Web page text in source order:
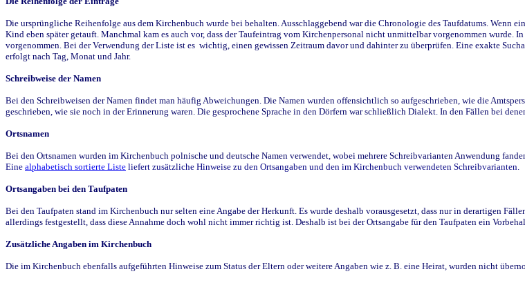
Die ursprüngliche Reihenfolge aus dem Kirchenbuch wurde bei behalten. Ausschlaggebend war die Chronologie des Taufdatums. Wenn
Kind eben später getauft. Manchmal kam es auch vor, dass der Taufeintrag vom Kirchenpersonal nicht unmittelbar vorgenommen wurde.
vorgenommen. Bei der Verwendung der Liste ist es wichtig, einen gewissen Zeitraum davor und dahinter zu überprüfen. Eine exakte
erfolgt nach Tag, Monat und Jahr.
Schreibweise der Namen
Bei den Schreibweisen der Namen findet man häufig Abweichungen. Die Namen wurden offensichtlich so aufgeschrieben, wie die
geschrieben, wie sie noch in der Erinnerung waren. Die gesprochene Sprache in den Dörfern war schließlich Dialekt. In den Fällen bei
Ortsnamen
Bei den Ortsnamen wurden im Kirchenbuch polnische und deutsche Namen verwendet, wobei mehrere Schreibvarianten Anwendung
Eine alphabetisch sortierte Liste liefert zusätzliche Hinweise zu den Ortsangaben und den im Kirchenbuch verwendeten Schreibvarianten.
Ortsangaben bei den Taufpaten
Bei den Taufpaten stand im Kirchenbuch nur selten eine Angabe der Herkunft. Es wurde deshalb vorausgesetzt, dass nur in derartigen
allerdings festgestellt, dass diese Annahme doch wohl nicht immer richtig ist. Deshalb ist bei der Ortsangabe für den Taufpaten ein
Zusätzliche Angaben im Kirchenbuch
Die im Kirchenbuch ebenfalls aufgeführten Hinweise zum Status der Eltern oder weitere Angaben wie z. B. eine Heirat, wurden nicht